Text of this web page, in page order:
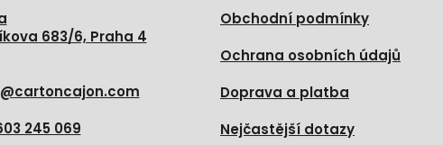
683/6, Praha 4
@cartoncajon.com
245 069
Obchodní podmínky
Ochrana osobních údajů
Doprava a platba
Nejčastější dotazy